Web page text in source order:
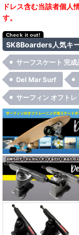
ドレス含む当該者個人
す。
SK8Boarders人気キ
サーフスケート 完成
Del Mar Surf
サーフィン オフトレ